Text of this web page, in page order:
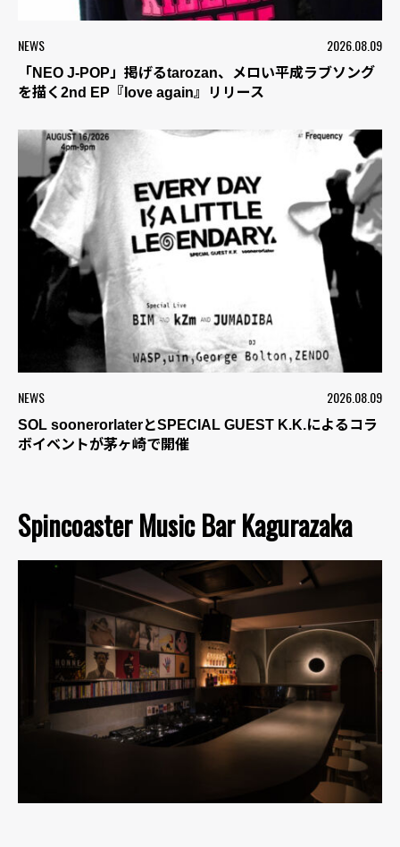
NEWS 2026.08.09
「NEO J-POP」掲げるtarozan、メロい平成ラブソング
を描く2nd EP『love again』リリース
NEWS 2026.08.09
SOL soonerorlaterとSPECIAL GUEST K.K.によるコラ
ボイベントが茅ヶ崎で開催
Spincoaster Music Bar Kagurazaka